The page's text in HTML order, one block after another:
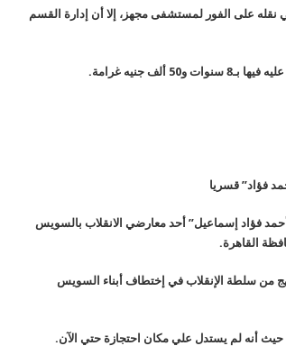
على الفور لمستشفى مجهز، إلا أن إدارة القسم
.
فؤاد” قسريا
فؤاد إسماعيل” أحد معارضي الانقلاب بالسويس
القاهرة.
من سلطة الإنقلاب في إختطاف أبناء السويس
أنه لم يستدل علي مكان احتجازة حتي الآن.